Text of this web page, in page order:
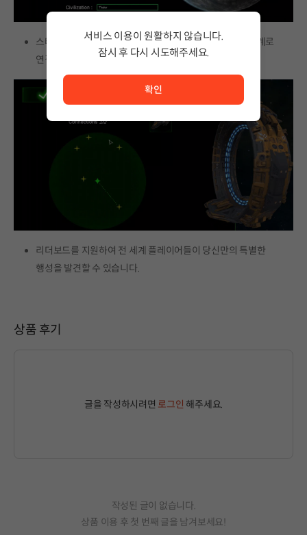
스타게이트를 건설하여 당신의 고향 행성에서 광대한 은하계로
연결하세요.
리더보드를 지원하여 전 세계 플레이어들이 당신만의 특별한
행성을 발견할 수 있습니다.
상품 후기
글을 작성하시려면 로그인 해주세요.
작성된 글이 없습니다.
상품 이용 후 첫 번째 글을 남겨보세요!
서비스 이용이 원활하지 않습니다.
잠시 후 다시 시도해주세요.
확인